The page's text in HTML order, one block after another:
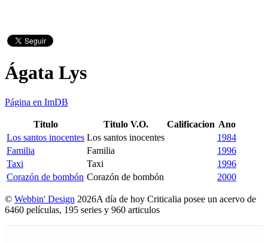
Ágata Lys
Página en ImDB
Titulo Titulo V.O. Calificacion Ano
Los santos inocentes Los santos inocentes
1984
Familia
Familia
1996
Taxi
Taxi
1996
Corazón de bombón Corazón de bombón 2000
© Webbin' Design 2026A día de hoy Criticalia posee un acervo de
6460 películas, 195 series y 960 articulos